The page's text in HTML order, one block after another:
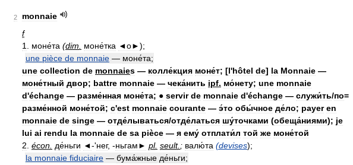
2
monnaie
f
1
моне́та (dim моне́тка ◄о►);
une pièce de monnaie — моне́та;
une collection de monnaies — колле́кция моне́т; [l'hôtel de] la Monnaie —
моне́тный двор; battre monnaie — чека́нить ipf. мо́нету; une monnaie
d'échange — разме́нная моне́та; ● servir de monnaie d'échange — служи́ть/по=
разме́нной моне́той; c'est monnaie courante — э́то обы́чное де́ло; payer en
monnaie de singe — отде́лываться/отде́латься шу́точками (обеща́ниями); je
lui ai rendu la monnaie de sa pièce — я ему́ отплати́л той же моне́той
2 écon де́ньги ◄-'нег, -ньгам► pl. seult. ; валю́та (devises);
la monnaie fiduciaire — бума́жные де́ньги;